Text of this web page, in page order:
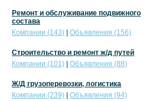
Ремонт и обслуживание подвижного
состава
Компании (143)
Объявления (156)
Строительство и ремонт ж/д путей
Компании (101)
Объявления (88)
Ж/Д грузоперевозки, логистика
Компании (239)
Объявления (94)